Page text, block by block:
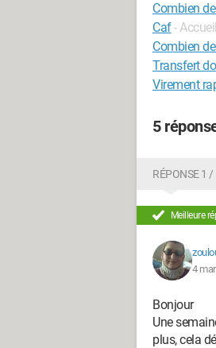
Combien
Caf-
Combien
Transfert
Virement
5
RÉPONSE 1 /
Meilleure
4
Bonjour
Une
plus, cela